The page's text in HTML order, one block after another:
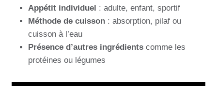
Appétit individuel : adulte, enfant, sportif
Méthode de cuisson : absorption, pilaf ou
cuisson à l’eau
Présence d’autres ingrédients comme les
protéines ou légumes